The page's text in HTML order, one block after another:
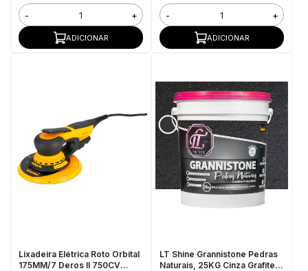
- +
ADICIONAR
- +
ADICIONAR
Lixadeira Elétrica Roto Orbital
175MM/7 Deros II 750CV
LT Shine Grannistone Pedras
Naturais, 25KG Cinza Grafite -